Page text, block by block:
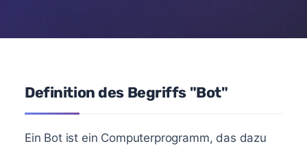
Definition des Begriffs "Bot"
Ein Bot ist ein Computerprogramm, das dazu